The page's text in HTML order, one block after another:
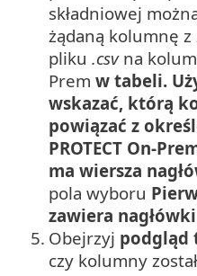
składniowej
żądaną kolumnę
pliku .csvna
Prem w tabeli.
wskazać, którą
powiązać z
PROTECT On-
ma wiersza
pola wyboru
zawiera nagłówki
5. Obejrzyj podgląd
czy kolumny